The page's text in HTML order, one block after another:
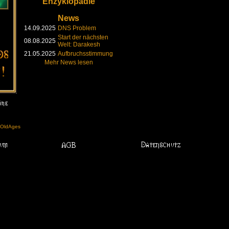
News
14.09.2025 DNS Problem
08.08.2025 Start der nächsten
Welt: Darakesh
21.05.2025 Aufbruchsstimmung
Mehr News lesen